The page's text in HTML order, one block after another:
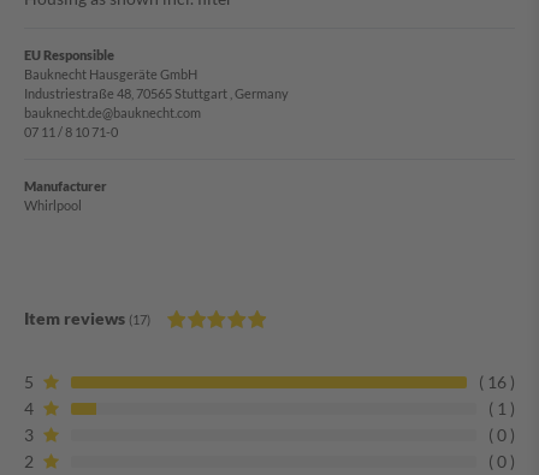
EU Responsible
Bauknecht Hausgeräte GmbH
Industriestraße 48, 70565 Stuttgart , Germany
bauknecht.de@bauknecht.com
07 11 / 8 10 71-0
Manufacturer
Whirlpool
Item reviews (17)
5
16
4
1
3
0
2
0